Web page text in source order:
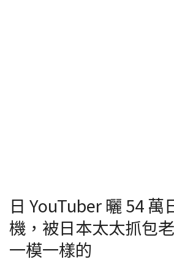
日 YouTuber 曬 54 萬
機，被日本太太抓包
一模一樣的